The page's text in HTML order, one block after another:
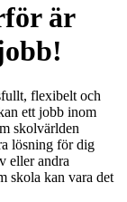
är
flexibelt och
ett jobb inom
skolvärlden
lösning för dig
eller andra
skola kan vara det